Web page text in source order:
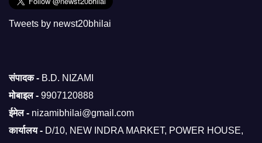
Tweets by newst20bhilai
संपादक - B.D. NIZAMI
मोबाइल - 9907120888
ईमेल - nizamibhilai@gmail.com
कार्यालय - D/10, NEW INDRA MARKET, POWER HOUSE,